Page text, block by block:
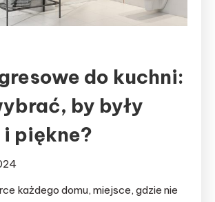
do kuchni:
by były
piękne?
każdego domu, miejsce, gdzie nie